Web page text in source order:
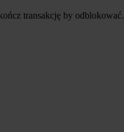
transakcję by odblokować.